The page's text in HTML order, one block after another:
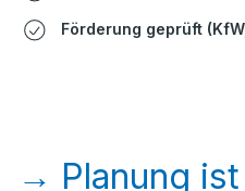
Förderung geprüft
→ Planung